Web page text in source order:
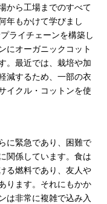
から工場までのすべて
年もかけて学びまし
ライチェーンを構築し
にオーガニックコット
。最近では、栽培や加
減するため、一部の衣
イクル・コットンを使
に緊急であり、困難で
関係しています。食は
る燃料であり、友人や
ります。それにもかか
は非常に複雑で込み入